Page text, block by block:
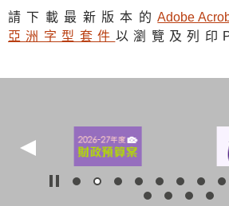
請下載最新版本的Adobe
亞洲字型套件 以瀏覽及列印